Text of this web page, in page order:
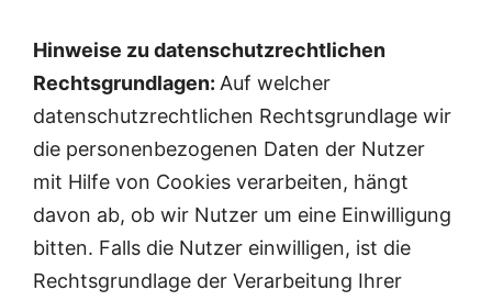
Hinweise zu datenschutzrechtlichen
Rechtsgrundlagen: Auf welcher
datenschutzrechtlichen Rechtsgrundlage wir
die personenbezogenen Daten der Nutzer
mit Hilfe von Cookies verarbeiten, hängt
davon ab, ob wir Nutzer um eine Einwilligung
bitten. Falls die Nutzer einwilligen, ist die
Rechtsgrundlage der Verarbeitung Ihrer